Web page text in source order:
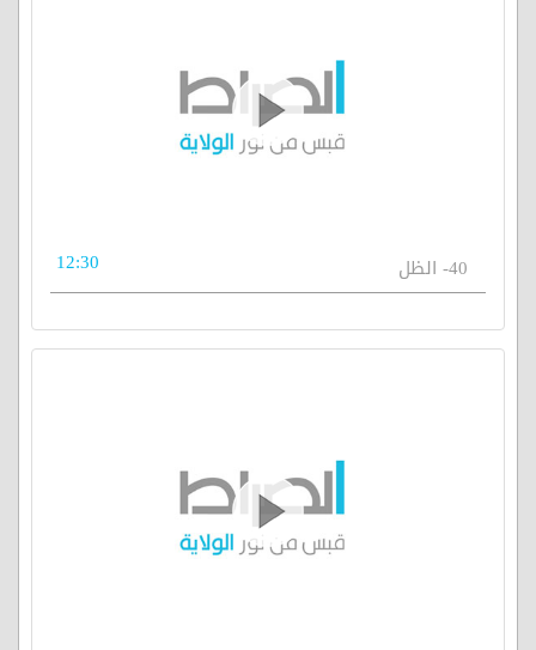
40- الظل 12:30